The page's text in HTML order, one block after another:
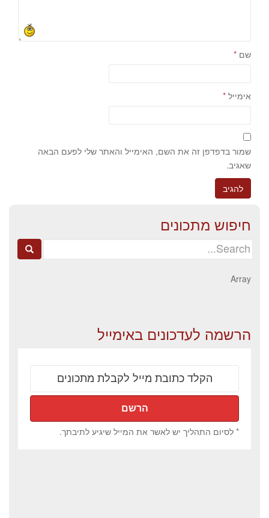
שם *
אימייל *
שמור בדפדפן זה את השם, האימייל והאתר שלי לפעם הבאה
שאגיב.
חיפוש מתכונים
Search
Array
הרשמה לעדכונים באימייל
* לסיום התהליך יש לאשר את המייל שיגיע לתיבתך.